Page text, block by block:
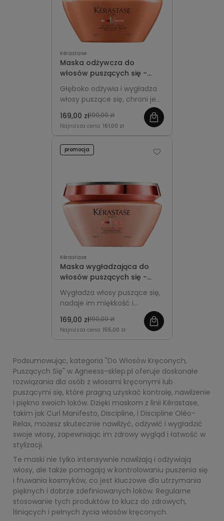
Kérastase
Maska odżywcza do
włosów puszących się -
Kérastase Discipline Oléo-
Relax 200ml
Głęboko odżywia i wygładza
włosy puszące się, chroni je
przed wilgocią, nadaje im
blask oraz długotrwałą
kontrolę fryzury.
169,00 zł190,00 zł
Najniższa cena: 161,00 zł
Kérastase
Maska wygładzająca do
włosów puszących się -
Kérastase Discipline 200ml
Wygładza włosy puszące się,
nadaje im miękkość i
puszenie oraz ułatwia
codzienną stylizację.
169,00 zł190,00 zł
Najniższa cena: 155,00 zł
promocja
Podsumowując, kategoria "Do Włosów Kręconych,
Puszących Się" w Agneess-sklep.pl oferuje doskonałe
rozwiązania dla osób z włosami kręconymi lub
puszącymi się, które pragną uzyskać kontrolę, nawilżenie
i piękno swoich loków. Dzięki maskom z linii Kérastase,
takim jak Curl Manifesto, Discipline, i Discipline Oléo-
Relax, możesz skutecznie nawilżyć, odżywić i wygładzić
swoje włosy, zapewniając im zdrowy wygląd i łatwość w
stylizacji.
Te maski nie tylko intensywnie nawilżają i odżywiają
włosy, ale także pomagają w kontrolowaniu puszenia się
i fruwania kosmyków, co jest kluczowe dla utrzymania
pięknych i dobrze zdefiniowanych loków. Regularne
stosowanie tych produktów to klucz do zdrowych,
lśniących i pełnych życia włosów kręconych.